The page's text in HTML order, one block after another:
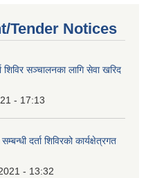
Tender Notices
शिविर सञ्चालनका लागि सेवा खरिद
- 17:13
दर्ता शिविरको कार्यक्षेत्रगत
- 13:32